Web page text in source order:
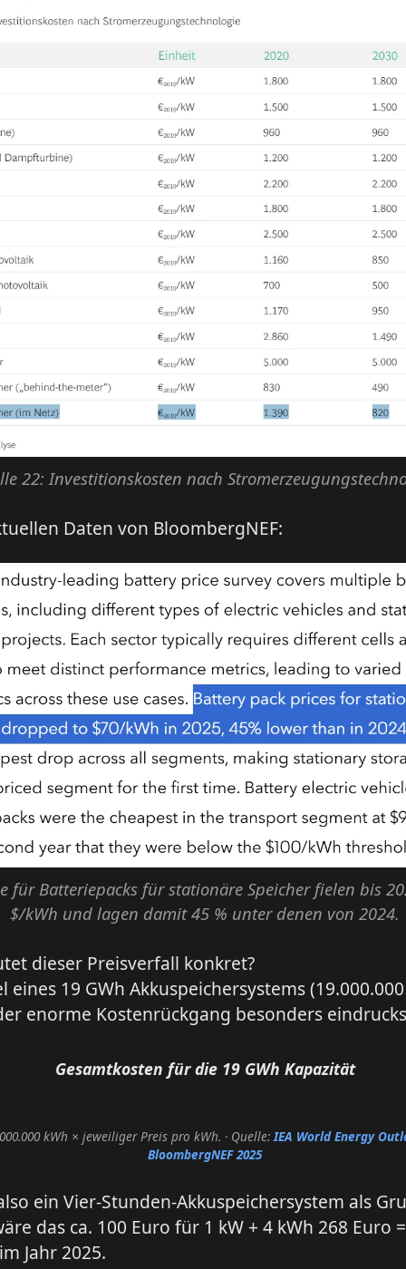
22: Investitionskosten nach
Daten von BloombergNEF:
für Batteriepacks für stationäre Speicher fielen bis
$/kWh und lagen damit 45 % unter denen von 2024.
dieser Preisverfall konkret?
eines 19 GWh Akkuspeichersystems
enorme Kostenrückgang besonders
Gesamtkosten für die 19 GWh Kapazität
kWh × jeweiliger Preis pro kWh. · Quelle:IEA World Energy
BloombergNEF 2025
ein Vier-Stunden-Akkuspeichersystem als
das ca. 100 Euro für 1 kW + 4 kWh 268 Euro
Jahr 2025.